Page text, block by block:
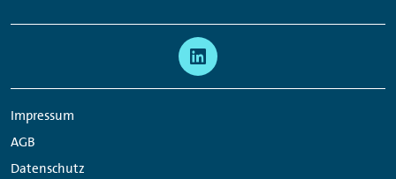
Impressum
AGB
Datenschutz